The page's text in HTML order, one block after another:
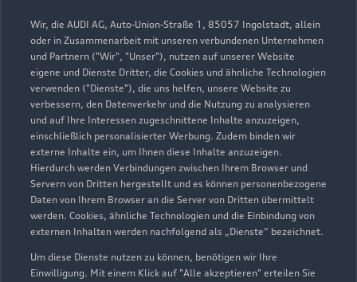
Wir, die AUDI AG, Auto-Union-Straße 1, 85057 Ingolstadt, allein
oder in Zusammenarbeit mit unseren verbundenen Unternehmen
und Partnern ("Wir", "Unser"), nutzen auf unserer Website
eigene und Dienste Dritter, die Cookies und ähnliche Technologien
verwenden ("Dienste"), die uns helfen, unsere Website zu
verbessern, den Datenverkehr und die Nutzung zu analysieren
und auf Ihre Interessen zugeschnittene Inhalte anzuzeigen,
einschließlich personalisierter Werbung. Zudem binden wir
externe Inhalte ein, um Ihnen diese Inhalte anzuzeigen.
Hierdurch werden Verbindungen zwischen Ihrem Browser und
Servern von Dritten hergestellt und es können personenbezogene
Daten von Ihrem Browser an die Server von Dritten übermittelt
werden. Cookies, ähnliche Technologien und die Einbindung von
externen Inhalten werden nachfolgend als „Dienste“ bezeichnet.
Um diese Dienste nutzen zu können, benötigen wir Ihre
Einwilligung. Mit einem Klick auf "Alle akzeptieren" erteilen Sie
Verkauf
Geschlossen,öffnet amFreitag 09:00